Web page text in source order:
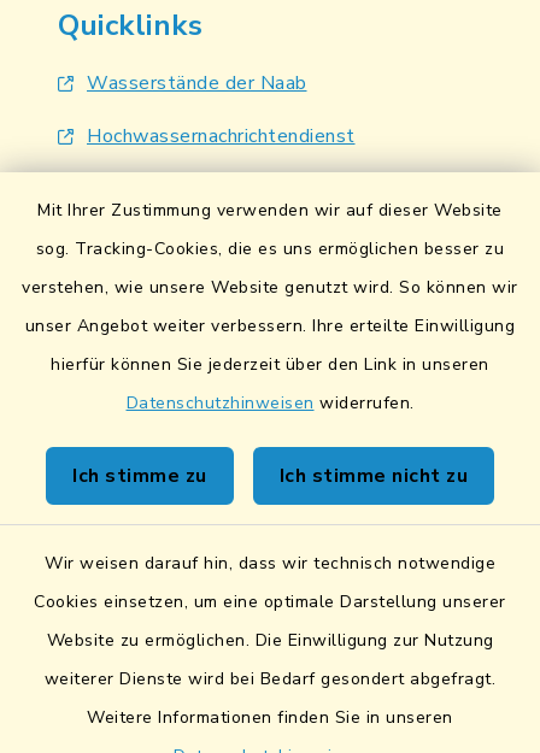
Mit Ihrer Zustimmung verwenden wir auf dieser Website
sog. Tracking-Cookies, die es uns ermöglichen besser zu
verstehen, wie unsere Website genutzt wird. So können wir
unser Angebot weiter verbessern. Ihre erteilte Einwilligung
hierfür können Sie jederzeit über den Link in unseren
Datenschutzhinweisen widerrufen.
Ich stimme zu Ich stimme nicht zu
Wir weisen darauf hin, dass wir technisch notwendige
Cookies einsetzen, um eine optimale Darstellung unserer
Website zu ermöglichen. Die Einwilligung zur Nutzung
weiterer Dienste wird bei Bedarf gesondert abgefragt.
Weitere Informationen finden Sie in unseren
Quicklinks
Wasserstände der Naab
Hochwassernachrichtendienst
Lokales Bündnis für Familien
Fairtrade-Towns
Kontakt
Sicherer Datentransfer
Datenschutz